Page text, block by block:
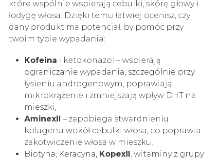
które wspólnie wspierają cebulki, skórę głowy i
łodygę włosa. Dzięki temu łatwiej ocenisz, czy
dany produkt ma potencjał, by pomóc przy
twoim typie wypadania:
Kofeina i ketokonazol – wspierają
ograniczanie wypadania, szczególnie przy
łysieniu androgenowym, poprawiają
mikrokrążenie i zmniejszają wpływ DHT na
mieszki,
Aminexil – zapobiega stwardnieniu
kolagenu wokół cebulki włosa, co poprawia
zakotwiczenie włosa w mieszku,
Biotyna, Keracyna, Kopexil , witaminy z grupy